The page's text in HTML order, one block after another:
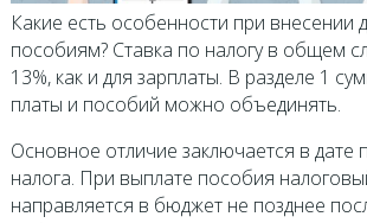
Какие есть особенности при внесении
пособиям? Ставка по налогу в общем
13%, как и для зарплаты. В разделе 1
платы и пособий можно объединять.
Основное отличие заключается в дате
налога. При выплате пособия
направляется в бюджет не позднее